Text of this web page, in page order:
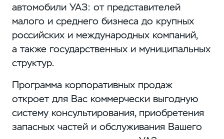
автомобили УАЗ: от представителей
малого и среднего бизнеса до крупных
российских и международных компаний,
а также государственных и муниципальных
структур.
Программа корпоративных продаж
откроет для Вас коммерчески выгодную
систему консультирования, приобретения
запасных частей и обслуживания Вашего